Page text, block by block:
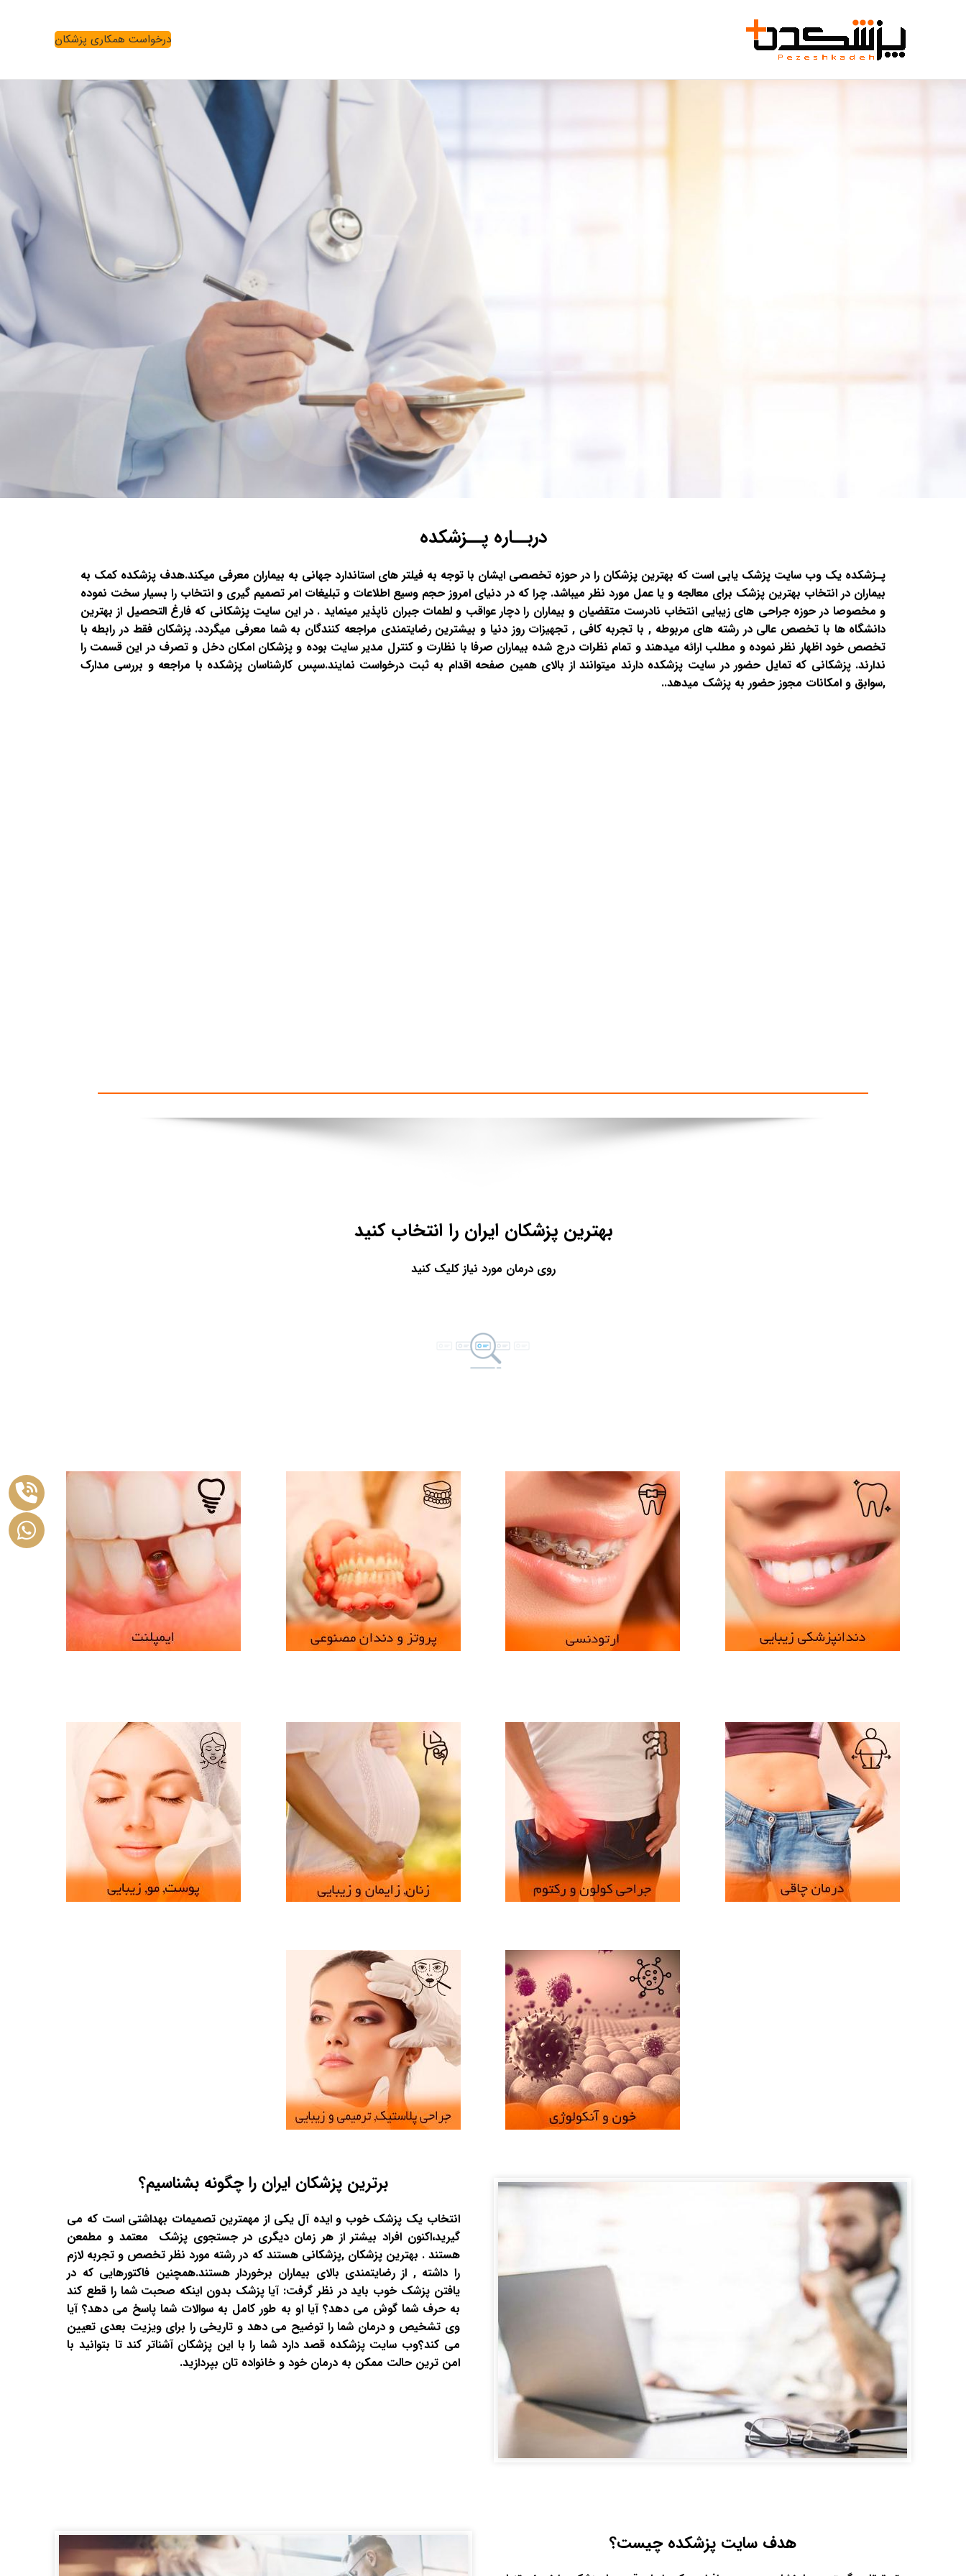
درخواست همکاری پزشکان
دربــاره پــزشکده
پـزشکده یک وب سایت پزشک یابی است که بهترین پزشکان را در حوزه تخصصی ایشان با توجه به فیلتر های استاندارد جهانی به بیماران معرفی میکند.هدف پزشکده کمک به
بیماران در انتخاب بهترین پزشک برای معالجه و یا عمل مورد نظر میباشد. چرا که در دنیای امروز حجم وسیع اطلاعات و تبلیغات امر تصمیم گیری و انتخاب را بسیار سخت نموده
و مخصوصا در حوزه جراحی های زیبایی انتخاب نادرست متقضیان و بیماران را دچار عواقب و لطمات جبران ناپذیر مینماید . در این سایت پزشکانی که فارغ التحصیل از بهترین
دانشگاه ها با تخصص عالی در رشته های مربوطه , با تجربه کافی , تجهیزات روز دنیا و بیشترین رضایتمندی مراجعه کنندگان به شما معرفی میگردد. پزشکان فقط در رابطه با
تخصص خود اظهار نظر نموده و مطلب ارائه میدهند و تمام نظرات درج شده بیماران صرفا با نظارت و کنترل مدیر سایت بوده و پزشکان امکان دخل و تصرف در این قسمت را
ندارند. پزشکانی که تمایل حضور در سایت پزشکده دارند میتوانند از بالای همین صفحه اقدام به ثبت درخواست نمایند.سپس کارشناسان پزشکده با مراجعه و بررسی مدارک
,سوابق و امکانات مجوز حضور به پزشک میدهد..
بهترین پزشکان ایران را انتخاب کنید
روی درمان مورد نیاز کلیک کنید
برترین پزشکان ایران را چگونه بشناسیم؟
انتخاب یک پزشک خوب و ایده آل یکی از مهمترین تصمیمات بهداشتی است که می
گیرید،اکنون افراد بیشتر از هر زمان دیگری در جستجوی پزشک معتمد و مطمعن
هستند . بهترین پزشکان ,پزشکانی هستند که در رشته مورد نظر تخصص و تجربه لازم
را داشته , از رضایتمندی بالای بیماران برخوردار هستند.همچنین فاکتورهایی که در
یافتن پزشک خوب باید در نظر گرفت: آیا پزشک بدون اینکه صحبت شما را قطع کند
به حرف شما گوش می دهد؟ آیا او به طور کامل به سوالات شما پاسخ می دهد؟ آیا
وی تشخیص و درمان شما را توضیح می دهد و تاریخی را برای ویزیت بعدی تعیین
می کند؟وب سایت پزشکده قصد دارد شما را با این پزشکان آشناتر کند تا بتوانید با
امن ترین حالت ممکن به درمان خود و خانواده تان بپردازید.
هدف سایت پزشکده چیست؟